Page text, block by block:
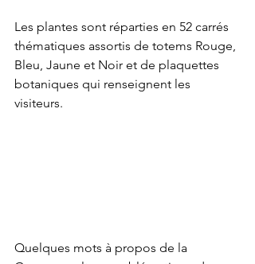
Les plantes sont réparties en 52 carrés
thématiques assortis de totems Rouge,
Bleu, Jaune et Noir et de plaquettes
botaniques qui renseignent les
visiteurs.
Quelques mots à propos de la